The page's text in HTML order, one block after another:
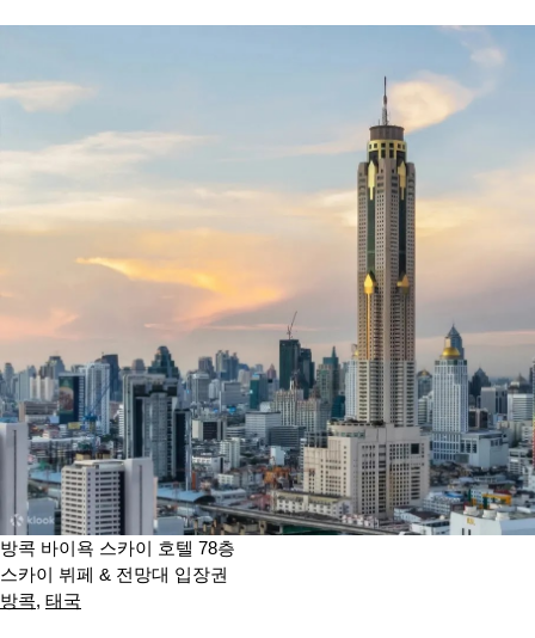
방콕 바이욕 스카이 호텔 78층
스카이 뷔페 & 전망대 입장권
방콕, 태국